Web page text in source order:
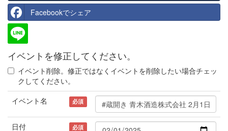
Facebookでシェア
イベントを修正してください。
イベント削除。修正ではなくイベントを削除したい場合チェッ
クしてください。
イベント名
必須
日付 必須